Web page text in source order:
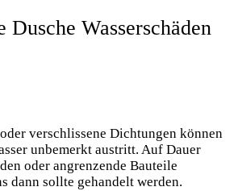
Dusche Wasserschäden
verschlissene Dichtungen können
unbemerkt austritt. Auf Dauer
oder angrenzende Bauteile
dann sollte gehandelt werden.